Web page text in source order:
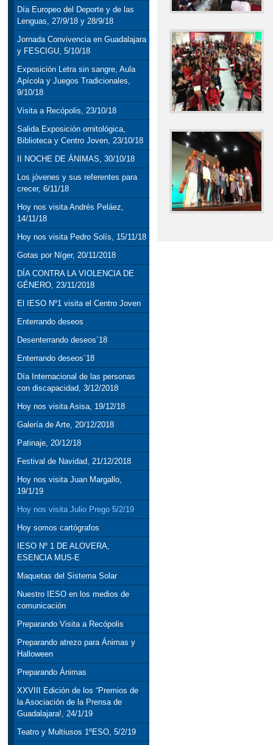
Día Europeo del Deporte y de las
Lenguas, 27/9/18 y 28/9/18
Jornada Convivencia en Guadalajara
y FESCIGU, 5/10/18
Exposición Letra sin sangre, Aula
Apícola y Juegos Tradicionales,
9/10/18
Visita a Recópolis, 23/10/18
Salida Exposición ornitológica,
Biblioteca y Centro Joven, 23/10/18
II NOCHE DE ÁNIMAS, 30/10/18
Los jóvenes y sus referentes para
crecer, 6/11/18
Hoy nos visita Andrés Peláez,
14/11/18
Hoy nos visita Pedro Solís, 15/11/18
Gotas por Níger, 20/11/2018
DÍA CONTRA LA VIOLENCIA DE
GÉNERO, 23/11/2018
El IESO Nº1 visita el Centro Joven
Enterrando deseos
Desenterrando deseos´18
Enterrando deseos´18
Día Internacional de las personas
con discapacidad, 3/12/2018
Hoy nos visita Asisa, 19/12/18
Galería de Arte, 20/12/2018
Patinaje, 20/12/18
Festival de Navidad, 21/12/2018
Hoy nos visita Juan Margallo,
19/1/19
Hoy nos visita Julio Prego 5/2/19
Hoy somos cartógrafos
IESO Nº 1 DE ALOVERA,
ESENCIA MUS-E
Maquetas del Sistema Solar
Nuestro IESO en los medios de
comunicación
Preparando Visita a Recópolis
Preparando atrezo para Ánimas y
Halloween
Preparando Ánimas
XXVIII Edición de los “Premios de
la Asociación de la Prensa de
Guadalajara!, 24/1/19
Teatro y Multiusos 1ºESO, 5/2/19